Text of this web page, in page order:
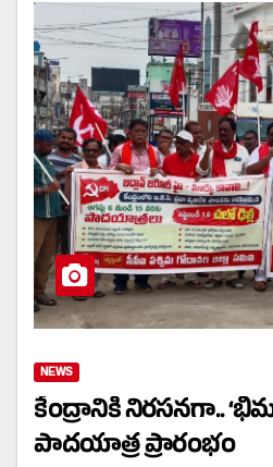
NEWS
కేంద్రానికి నిరసనగా..
పాదయాత్ర ప్రారంభం